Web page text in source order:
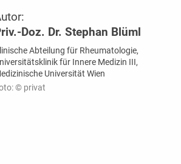
Doz. Dr. Stephan Blüml
Abteilung für Rheumatologie,
für Innere Medizin III,
Universität Wien
© privat